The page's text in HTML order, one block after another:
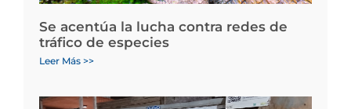
Se acentúa la lucha contra redes de
tráfico de especies
Leer Más >>